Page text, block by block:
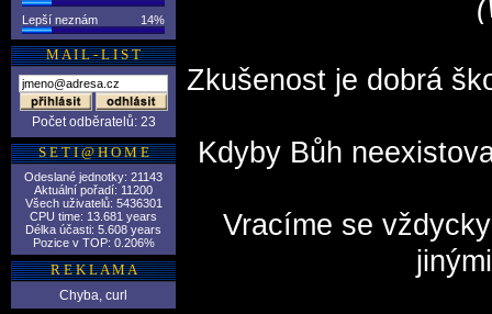
14%
Lepší neznám
M A I L - L I S T
Počet odběratelů: 23
S E T I @ H O M E
Odeslané jednotky: 21143
Aktuální pořadí: 11200
Všech uživatelů: 5436301
CPU time: 13.681 years
Délka účasti: 5.608 years
Pozice v TOP: 0.206%
R E K L A M A
Chyba, curl
Zkušenost je dobrá
Kdyby Bůh
Vracíme se